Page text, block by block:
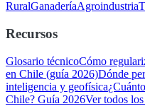
RuralGanaderíaAgroindustria
Recursos
Glosario técnicoCómo
en Chile (guía 2026)Dónde
inteligencia y geofísica
Chile? Guía 2026Ver todos